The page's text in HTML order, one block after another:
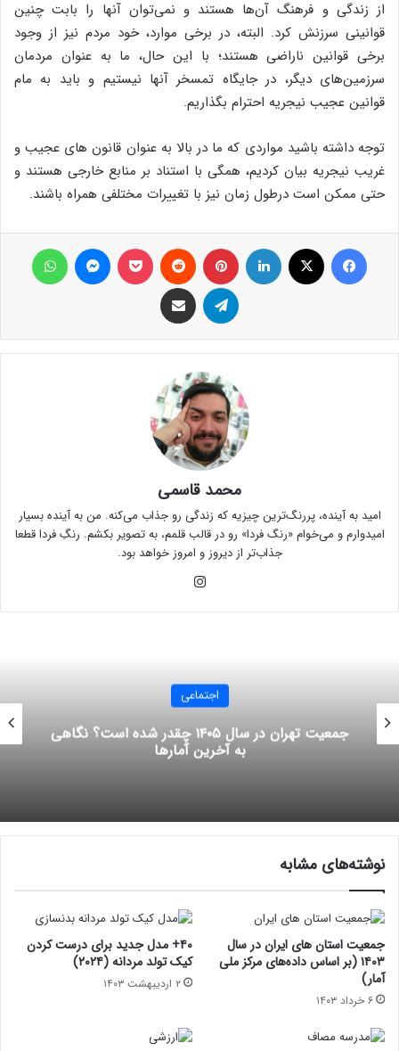
از زندگی و فرهنگ آن‌ها هستند و نمی‌توان آنها را بابت چنین
قوانینی سرزنش کرد. البته، در برخی موارد، خود مردم نیز از وجود
برخی قوانین ناراضی هستند؛ با این حال، ما به عنوان مردمان
سرزمین‌های دیگر، در جایگاه تمسخر آنها نیستیم و باید به مام
قوانین عجیب نیجریه احترام بگذاریم.
توجه داشته باشید مواردی که ما در بالا به عنوان قانون های عجیب و
غریب نیجریه بیان کردیم، همگی با استناد بر منابع خارجی هستند و
حتی ممکن است درطول زمان نیز با تغییرات مختلفی همراه باشند.
محمد قاسمی
امید به آینده، پررنگ‌ترین چیزیه که زندگی رو جذاب می‌کنه. من به آینده بسیار
امیدوارم و می‌خوام «رنگ فردا» رو در قالب قلمم، به تصویر بکشم. رنگِ فردا قطعا
جذاب‌تر از دیروز و امروز خواهد بود.
اجتماعی
جمعیت تهران در سال ۱۴۰۵ چقدر شده است؟ نگاهی
به آخرین آمارها
نوشته‌های مشابه
جمعیت استان های ایران در سال
۱۴۰۳ (بر اساس داده‌های مرکز ملی
آمار)
۶ خرداد ۱۴۰۳
۴۰+ مدل جدید برای درست کردن
کیک تولد مردانه (۲۰۲۴)
۲ اردیبهشت ۱۴۰۳